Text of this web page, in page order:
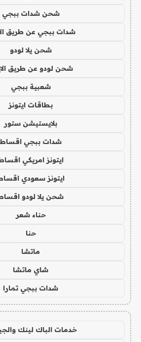
شحن شدات ببجي
شدات ببجي عن طريق
شحن يلا لودو
شحن لودو عن طريق
شعبية ببجي
بطاقات ايتونز
بلايستيشن ستور
شدات ببجي اقساط
ايتونز امريكي
ايتونز سعودي
شحن يلا لودو
حناء شعر
حنا
ماتشا
شاي ماتشا
شدات ببجي تمارا
خدمات الباك لينك